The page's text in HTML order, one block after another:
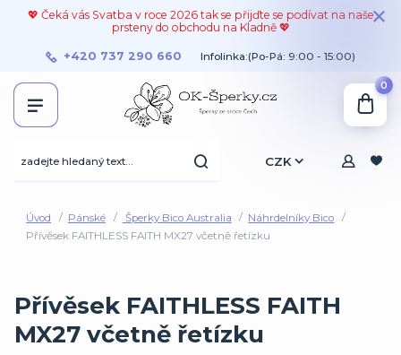
💖 Čeká vás Svatba v roce 2026 tak se přijďte se podívat na naše
prsteny do obchodu na Kladně 💖
CZK
+420 737 290 660 Infolinka:(Po-Pá: 9:00 - 15:00)
0
Úvod Pánské Šperky Bico Australia
Náhrdelníky Bico
Přívěsek FAITHLESS FAITH MX27 včetně řetízku
Přívěsek FAITHLESS FAITH
MX27 včetně řetízku